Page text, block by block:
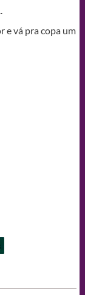
e vá pra copa um